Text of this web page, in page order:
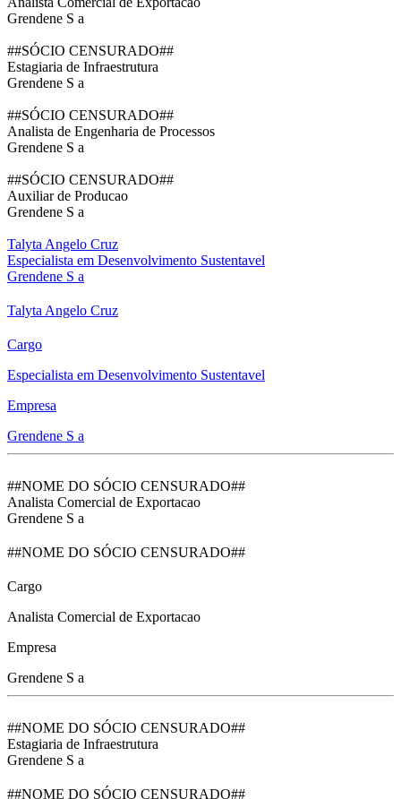
Grendene S a
##SÓCIO CENSURADO##
Estagiaria de Infraestrutura
Grendene S a
##SÓCIO CENSURADO##
Analista de Engenharia de Processos
Grendene S a
##SÓCIO CENSURADO##
Auxiliar de Producao
Grendene S a
Talyta Angelo Cruz
Especialista em Desenvolvimento Sustentavel
Grendene S a
Talyta Angelo Cruz
Cargo
Especialista em Desenvolvimento Sustentavel
Empresa
Grendene S a
##NOME DO SÓCIO CENSURADO##
Analista Comercial de Exportacao
Grendene S a
##NOME DO SÓCIO CENSURADO##
Cargo
Analista Comercial de Exportacao
Empresa
Grendene S a
##NOME DO SÓCIO CENSURADO##
Estagiaria de Infraestrutura
Grendene S a
##NOME DO SÓCIO CENSURADO##